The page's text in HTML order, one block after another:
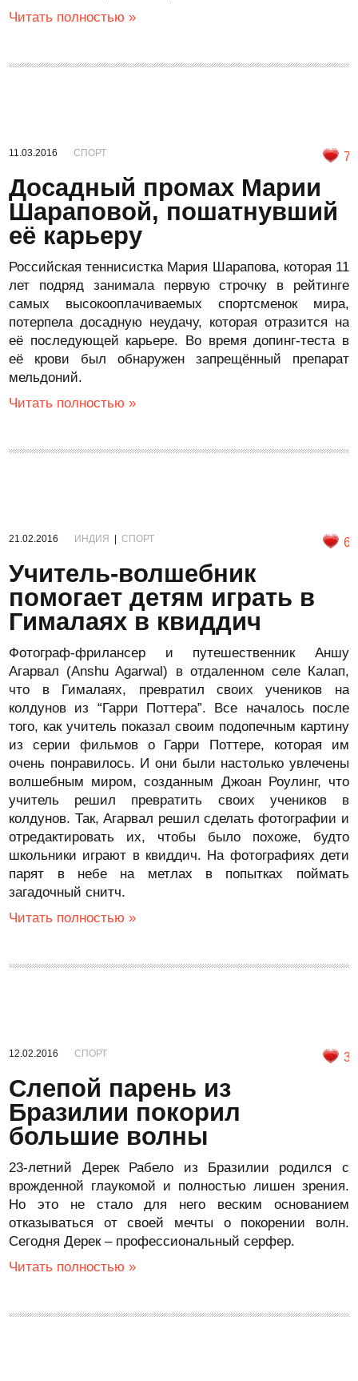
Читать полностью »
11.03.2016 СПОРТ 7
Досадный промах Марии
Шараповой, пошатнувший
её карьеру
Российская теннисистка Мария Шарапова, которая 11
лет подряд занимала первую строчку в рейтинге
самых высокооплачиваемых спортсменок мира,
потерпела досадную неудачу, которая отразится на
её последующей карьере. Во время допинг-теста в
её крови был обнаружен запрещённый препарат
мельдоний.
Читать полностью »
21.02.2016 ИНДИЯ |СПОРТ 6
Учитель-волшебник
помогает детям играть в
Гималаях в квиддич
Фотограф-фрилансер и путешественник Аншу
Агарвал (Anshu Agarwal) в отдаленном селе Калап,
что в Гималаях, превратил своих учеников на
колдунов из “Гарри Поттера”. Все началось после
того, как учитель показал своим подопечным картину
из серии фильмов о Гарри Поттере, которая им
очень понравилось. И они были настолько увлечены
волшебным миром, созданным Джоан Роулинг, что
учитель решил превратить своих учеников в
колдунов. Так, Агарвал решил сделать фотографии и
отредактировать их, чтобы было похоже, будто
школьники играют в квиддич. На фотографиях дети
парят в небе на метлах в попытках поймать
загадочный снитч.
Читать полностью »
12.02.2016 СПОРТ 3
Слепой парень из
Бразилии покорил
большие волны
23-летний Дерек Рабело из Бразилии родился с
врожденной глаукомой и полностью лишен зрения.
Но это не стало для него веским основанием
отказываться от своей мечты о покорении волн.
Сегодня Дерек – профессиональный серфер.
Читать полностью »